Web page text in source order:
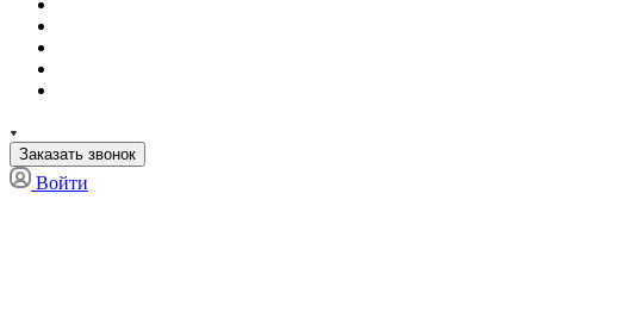
Заказать звонок
Войти